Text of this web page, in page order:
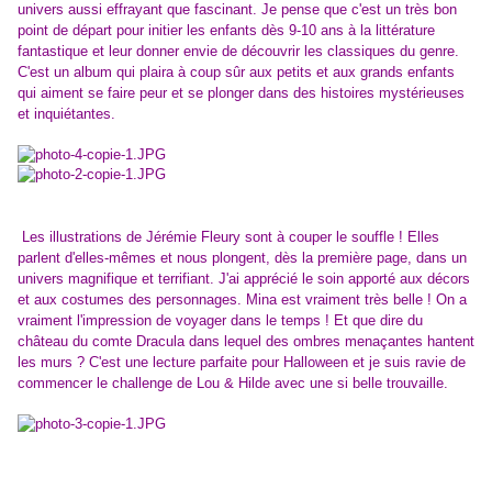
univers aussi effrayant que fascinant. Je pense que c'est un très bon
point de départ pour initier les enfants dès 9-10 ans à la littérature
fantastique et leur donner envie de découvrir les classiques du genre.
C'est un album qui plaira à coup sûr aux petits et aux grands enfants
qui aiment se faire peur et se plonger dans des histoires mystérieuses
et inquiétantes.
Les illustrations de Jérémie Fleury sont à couper le souffle ! Elles
parlent d'elles-mêmes et nous plongent, dès la première page, dans un
univers magnifique et terrifiant. J'ai apprécié le soin apporté aux décors
et aux costumes des personnages. Mina est vraiment très belle ! On a
vraiment l'impression de voyager dans le temps ! Et que dire du
château du comte Dracula dans lequel des ombres menaçantes hantent
les murs ? C'est une lecture parfaite pour Halloween et je suis ravie de
commencer le challenge de Lou & Hilde avec une si belle trouvaille.